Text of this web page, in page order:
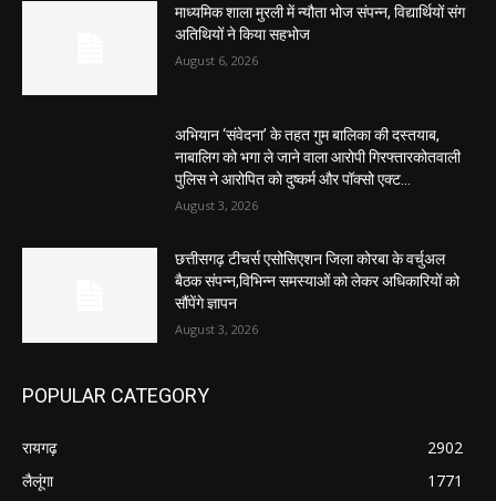
माध्यमिक शाला मुरली में न्यौता भोज संपन्न, विद्यार्थियों संग
अतिथियों ने किया सहभोज
August 6, 2026
अभियान ‘संवेदना’ के तहत गुम बालिका की दस्तयाब,
नाबालिग को भगा ले जाने वाला आरोपी गिरफ्तारकोतवाली
पुलिस ने आरोपित को दुष्कर्म और पॉक्सो एक्ट...
August 3, 2026
छत्तीसगढ़ टीचर्स एसोसिएशन जिला कोरबा के वर्चुअल
बैठक संपन्न,विभिन्न समस्याओं को लेकर अधिकारियों को
सौंपेंगे ज्ञापन
August 3, 2026
POPULAR CATEGORY
रायगढ़
2902
लैलूंगा
1771